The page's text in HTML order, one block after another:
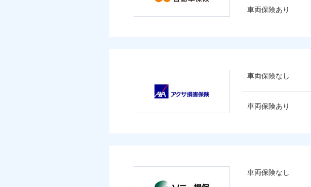
車両保険あり
車両保険なし
車両保険あり
車両保険なし